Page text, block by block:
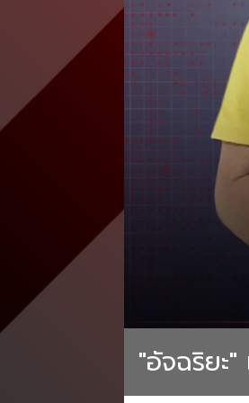
"อัจฉริยะ